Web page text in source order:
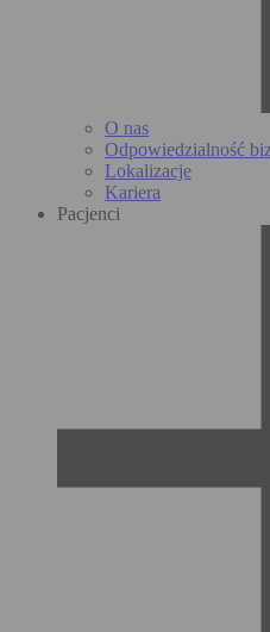
O nas
Odpowiedzialność
Lokalizacje
Kariera
Pacjenci